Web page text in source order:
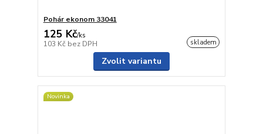
Pohár ekonom 33041
125 Kč/ks
103 Kč bez DPH skladem
Zvolit variantu
Novinka